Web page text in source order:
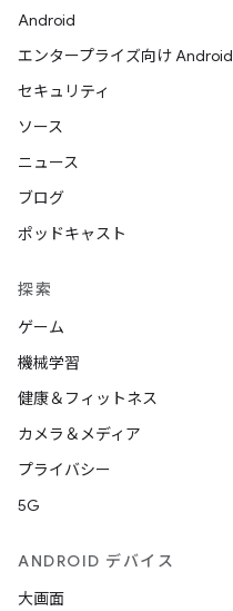
Android
エンタープライズ向け Android
セキュリティ
ソース
ニュース
ブログ
ポッドキャスト
探索
ゲーム
機械学習
健康＆フィットネス
カメラ＆メディア
プライバシー
5G
ANDROID デバイス
大画面